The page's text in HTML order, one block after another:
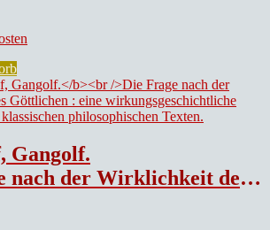
Gangolf.
Göttlichen : eine wirkungsgeschichtliche Hinführung zu klassischen philosophischen Texten.